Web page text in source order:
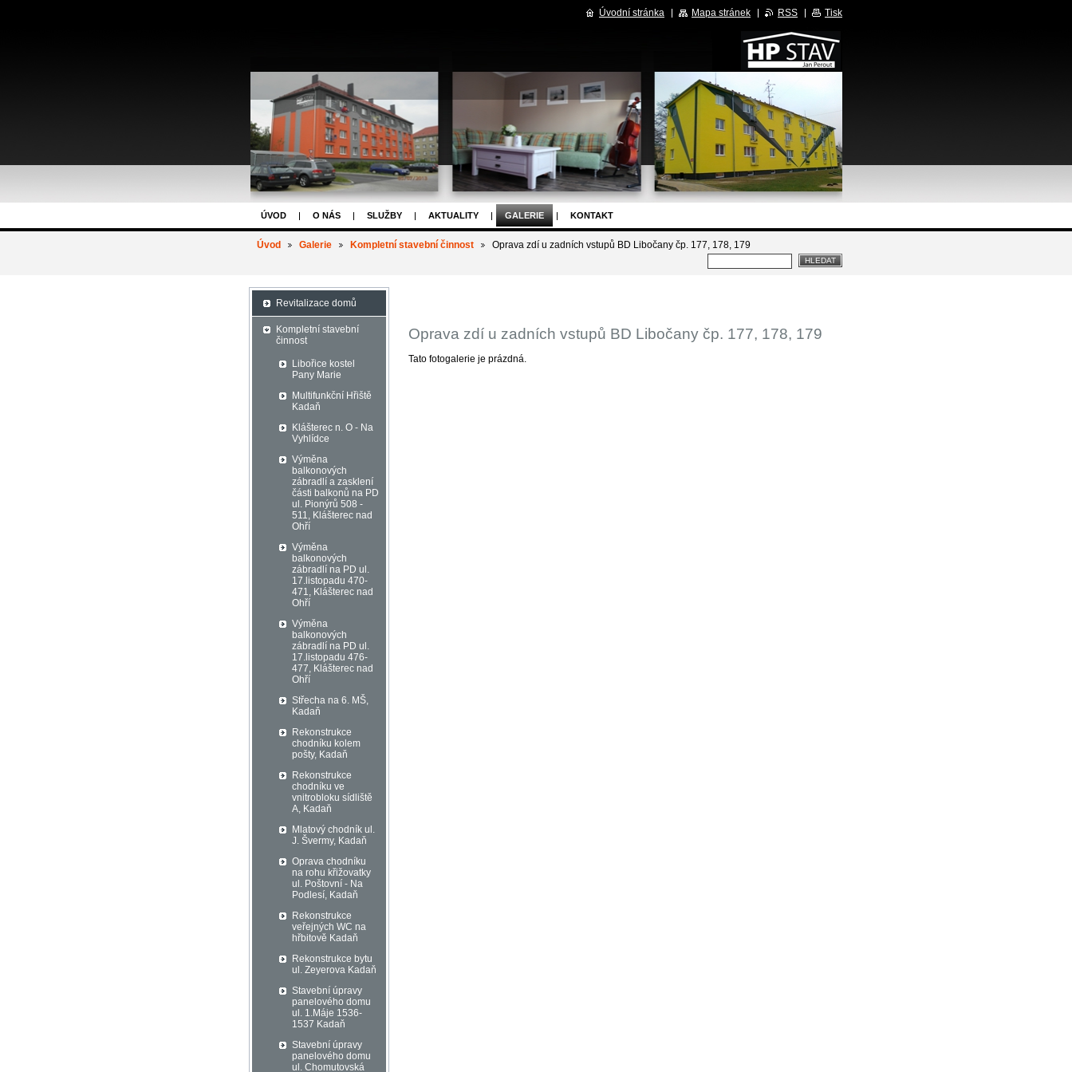
ÚVOD O NÁS SLUŽBY AKTUALITY GALERIE KONTAKT
Úvod Galerie Kompletní stavební činnost Oprava zdí u zadních vstupů BD Libočany čp. 177, 178, 179
Oprava zdí u zadních vstupů BD Libočany čp. 177, 178, 179
Tato fotogalerie je prázdná.
Revitalizace domů
Kompletní stavební
činnost
Libořice kostel
Pany Marie
Multifunkční Hřiště
Kadaň
Klášterec n. O - Na
Vyhlídce
Výměna
balkonových
zábradlí a zasklení
části balkonů na PD
ul. Pionýrů 508 -
511, Klášterec nad
Ohří
Výměna
balkonových
zábradlí na PD ul.
17.listopadu 470-
471, Klášterec nad
Ohří
Výměna
balkonových
zábradlí na PD ul.
17.listopadu 476-
477, Klášterec nad
Ohří
Střecha na 6. MŠ,
Kadaň
Rekonstrukce
chodníku kolem
pošty, Kadaň
Rekonstrukce
chodníku ve
vnitrobloku sídliště
A, Kadaň
Mlatový chodník ul.
J. Švermy, Kadaň
Oprava chodníku
na rohu křižovatky
ul. Poštovní - Na
Podlesí, Kadaň
Rekonstrukce
veřejných WC na
hřbitově Kadaň
Rekonstrukce bytu
ul. Zeyerova Kadaň
Stavební úpravy
panelového domu
ul. 1.Máje 1536-
1537 Kadaň
Stavební úpravy
panelového domu
ul. Chomutovská
Úvodní stránka Mapa stránek RSS Tisk